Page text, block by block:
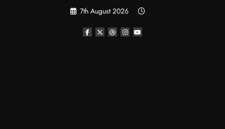
7th August 2026